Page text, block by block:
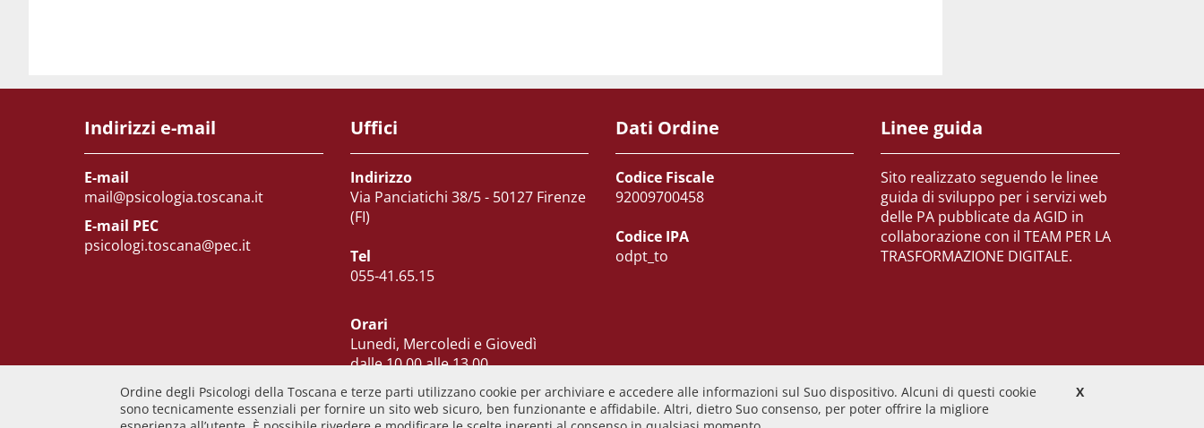
Indirizzi e-mail
E-mail
mail@psicologia.toscana.it
E-mail PEC
psicologi.toscana@pec.it
Uffici
Indirizzo
Via Panciatichi 38/5 - 50127 Firenze
(FI)
Tel
055-41.65.15
Orari
Lunedi, Mercoledi e Giovedì
dalle 10.00 alle 13.00
Martedi dalle 10.00 alle 15.00
Venerdì CHIUSO
Dati Ordine
Codice Fiscale
92009700458
Codice IPA
odpt_to
Linee guida
Sito realizzato seguendo le linee
guida di sviluppo per i servizi web
delle PA pubblicate da AGID in
collaborazione con il TEAM PER LA
TRASFORMAZIONE DIGITALE.
X
Ordine degli Psicologi della Toscana e terze parti utilizzano cookie per archiviare e accedere alle informazioni sul Suo dispositivo. Alcuni di questi cookie
sono tecnicamente essenziali per fornire un sito web sicuro, ben funzionante e affidabile. Altri, dietro Suo consenso, per poter offrire la migliore